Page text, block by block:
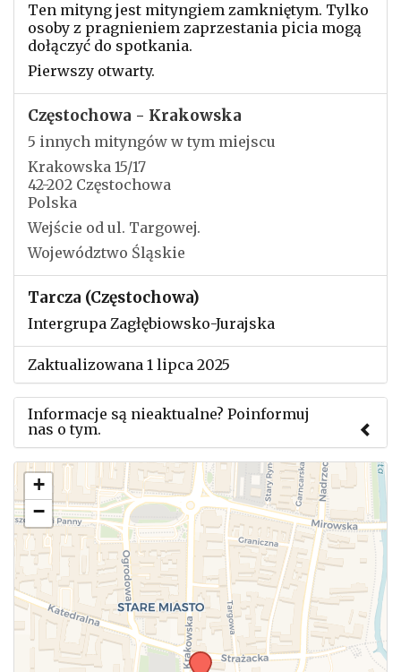
Ten mityng jest mityngiem zamkniętym. Tylko
osoby z pragnieniem zaprzestania picia mogą
dołączyć do spotkania.
Pierwszy otwarty.
Częstochowa - Krakowska
5 innych mityngów w tym miejscu
Krakowska 15/17
42-202 Częstochowa
Polska
Wejście od ul. Targowej.
Województwo Śląskie
Tarcza (Częstochowa)
Intergrupa Zagłębiowsko-Jurajska
Zaktualizowana 1 lipca 2025
Informacje są nieaktualne? Poinformuj
nas o tym.
Użyj tego formularza aby przesłać informację o
zmianach w powyższym mityngu.
+
−